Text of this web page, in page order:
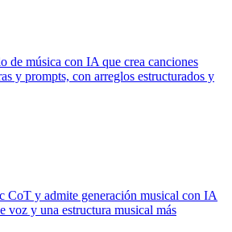
de música con IA que crea canciones
y prompts, con arreglos estructurados y
CoT y admite generación musical con IA
voz y una estructura musical más